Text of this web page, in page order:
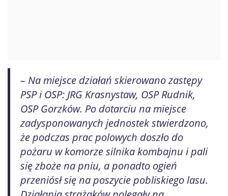
– Na miejsce działań skierowano zastępy
PSP i OSP: JRG Krasnystaw, OSP Rudnik,
OSP Gorzków. Po dotarciu na miejsce
zadysponowanych jednostek stwierdzono,
że podczas prac polowych doszło do
pożaru w komorze silnika kombajnu i pali
się zboże na pniu, a ponadto ogień
przeniósł się na poszycie pobliskiego lasu.